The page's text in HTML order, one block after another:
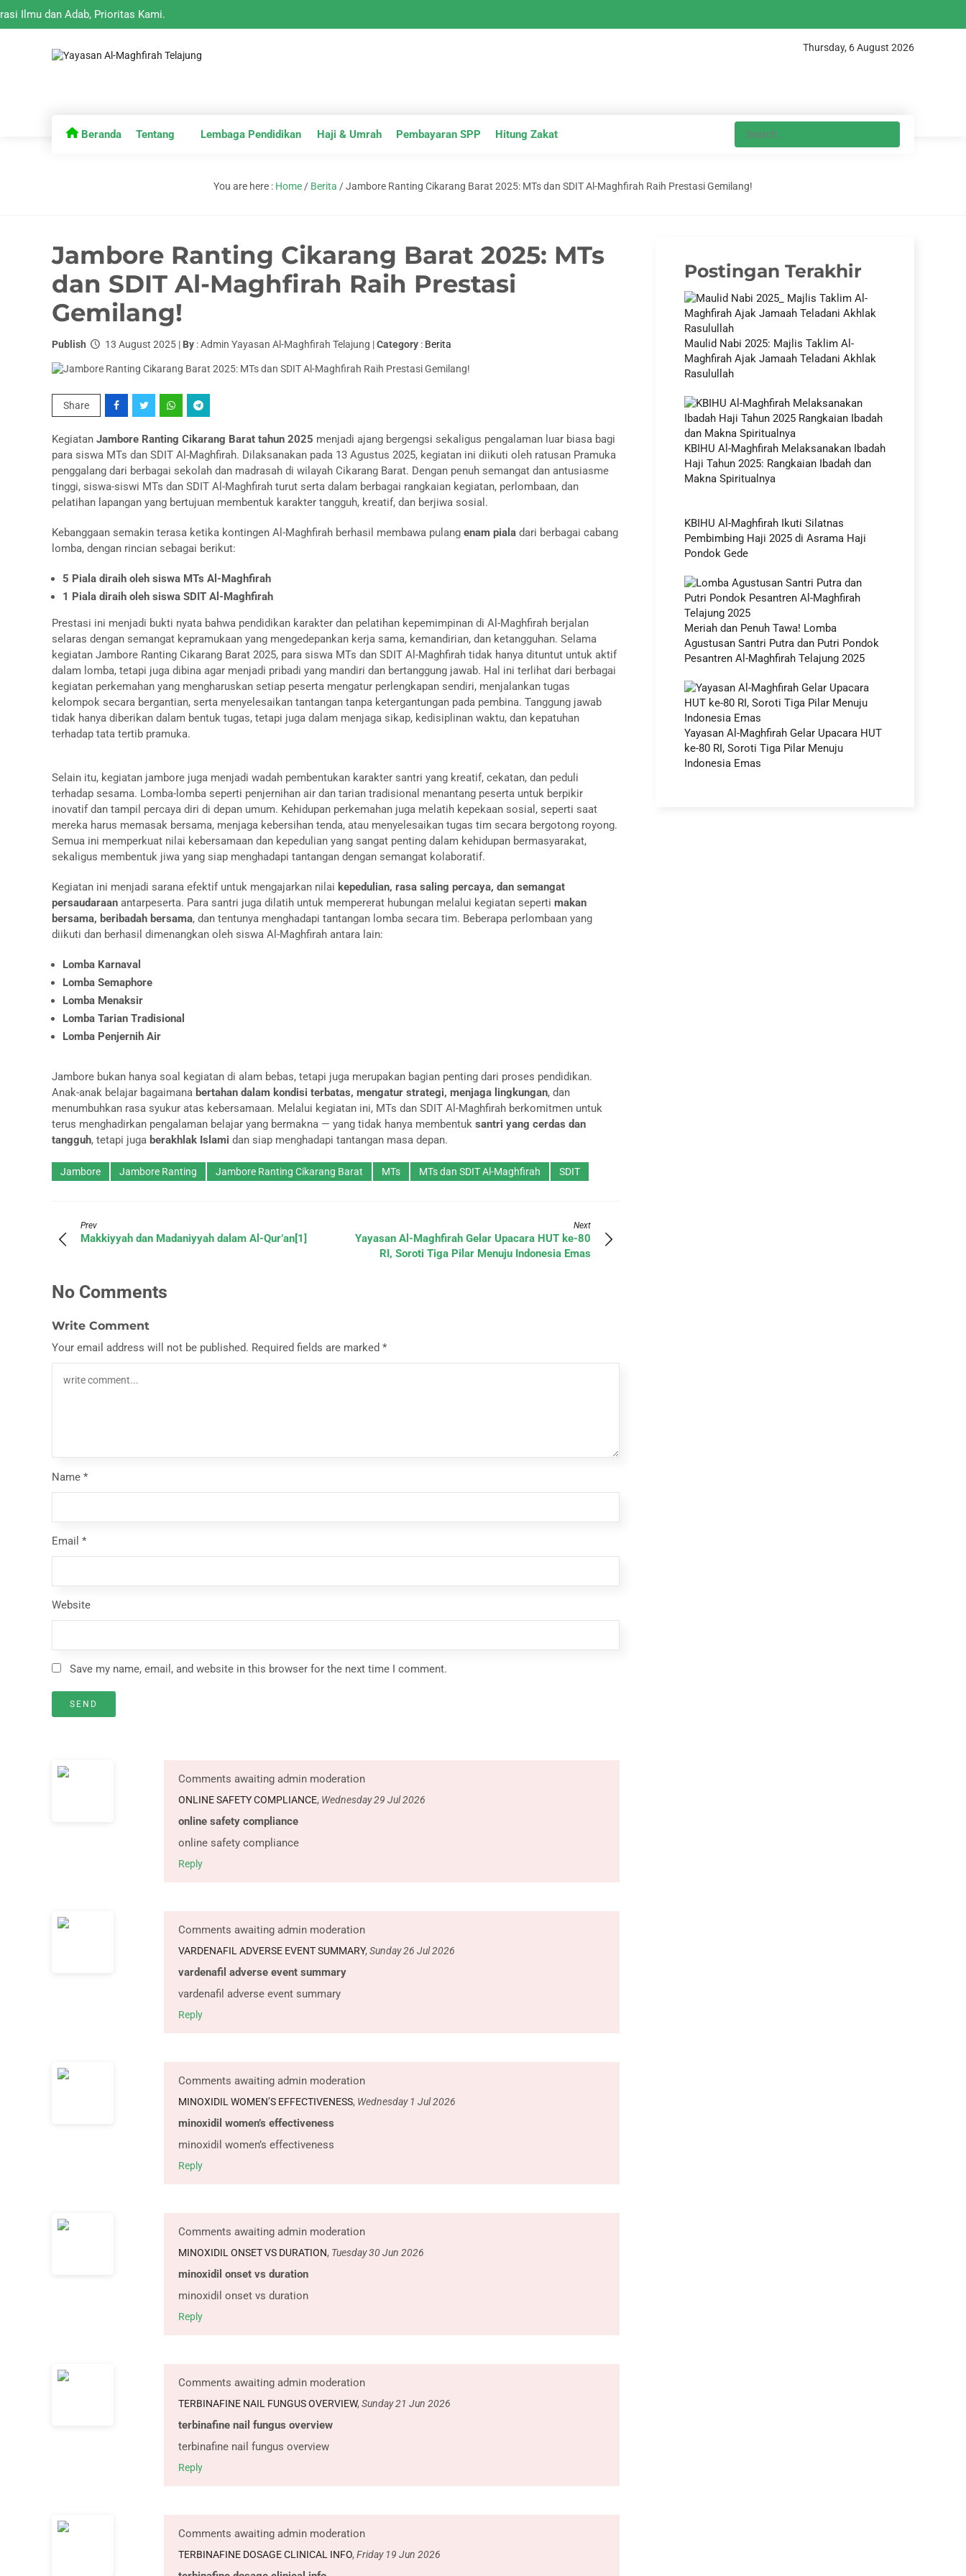
dan Adab, Prioritas Kami.
Thursday, 6 August 2026
Beranda Tentang Lembaga Pendidikan Haji & Umrah Pembayaran SPP Hitung Zakat
You are here : Home / Berita /Jambore Ranting Cikarang Barat 2025: MTs dan SDIT Al-Maghfirah Raih Prestasi Gemilang!
Jambore Ranting Cikarang Barat 2025: MTs
dan SDIT Al-Maghfirah Raih Prestasi
Gemilang!
Publish 13 August 2025 | By: Admin Yayasan Al-Maghfirah Telajung |Category: Berita
Share
Kegiatan Jambore Ranting Cikarang Barat tahun 2025 menjadi ajang bergengsi sekaligus pengalaman luar biasa bagi
para siswa MTs dan SDIT Al-Maghfirah. Dilaksanakan pada 13 Agustus 2025, kegiatan ini diikuti oleh ratusan Pramuka
penggalang dari berbagai sekolah dan madrasah di wilayah Cikarang Barat. Dengan penuh semangat dan antusiasme
tinggi, siswa-siswi MTs dan SDIT Al-Maghfirah turut serta dalam berbagai rangkaian kegiatan, perlombaan, dan
pelatihan lapangan yang bertujuan membentuk karakter tangguh, kreatif, dan berjiwa sosial.
Kebanggaan semakin terasa ketika kontingen Al-Maghfirah berhasil membawa pulang enam piala dari berbagai cabang
lomba, dengan rincian sebagai berikut:
5 Piala diraih oleh siswa MTs Al-Maghfirah
1 Piala diraih oleh siswa SDIT Al-Maghfirah
Prestasi ini menjadi bukti nyata bahwa pendidikan karakter dan pelatihan kepemimpinan di Al-Maghfirah berjalan
selaras dengan semangat kepramukaan yang mengedepankan kerja sama, kemandirian, dan ketangguhan. Selama
kegiatan Jambore Ranting Cikarang Barat 2025, para siswa MTs dan SDIT Al-Maghfirah tidak hanya dituntut untuk aktif
dalam lomba, tetapi juga dibina agar menjadi pribadi yang mandiri dan bertanggung jawab. Hal ini terlihat dari berbagai
kegiatan perkemahan yang mengharuskan setiap peserta mengatur perlengkapan sendiri, menjalankan tugas
kelompok secara bergantian, serta menyelesaikan tantangan tanpa ketergantungan pada pembina. Tanggung jawab
tidak hanya diberikan dalam bentuk tugas, tetapi juga dalam menjaga sikap, kedisiplinan waktu, dan kepatuhan
terhadap tata tertib pramuka.
Selain itu, kegiatan jambore juga menjadi wadah pembentukan karakter santri yang kreatif, cekatan, dan peduli
terhadap sesama. Lomba-lomba seperti penjernihan air dan tarian tradisional menantang peserta untuk berpikir
inovatif dan tampil percaya diri di depan umum. Kehidupan perkemahan juga melatih kepekaan sosial, seperti saat
mereka harus memasak bersama, menjaga kebersihan tenda, atau menyelesaikan tugas tim secara bergotong royong.
Semua ini memperkuat nilai kebersamaan dan kepedulian yang sangat penting dalam kehidupan bermasyarakat,
sekaligus membentuk jiwa yang siap menghadapi tantangan dengan semangat kolaboratif.
Kegiatan ini menjadi sarana efektif untuk mengajarkan nilai kepedulian, rasa saling percaya, dan semangat
persaudaraan antarpeserta. Para santri juga dilatih untuk mempererat hubungan melalui kegiatan seperti makan
bersama, beribadah bersama, dan tentunya menghadapi tantangan lomba secara tim. Beberapa perlombaan yang
diikuti dan berhasil dimenangkan oleh siswa Al-Maghfirah antara lain:
Lomba Karnaval
Lomba Semaphore
Lomba Menaksir
Lomba Tarian Tradisional
Lomba Penjernih Air
Jambore bukan hanya soal kegiatan di alam bebas, tetapi juga merupakan bagian penting dari proses pendidikan.
Anak-anak belajar bagaimana bertahan dalam kondisi terbatas, mengatur strategi, menjaga lingkungan, dan
menumbuhkan rasa syukur atas kebersamaan. Melalui kegiatan ini, MTs dan SDIT Al-Maghfirah berkomitmen untuk
terus menghadirkan pengalaman belajar yang bermakna — yang tidak hanya membentuk santri yang cerdas dan
tangguh, tetapi juga berakhlak Islami dan siap menghadapi tantangan masa depan.
Jambore Jambore Ranting Jambore Ranting Cikarang Barat MTs MTs dan SDIT Al-Maghfirah SDIT
Prev
Makkiyyah dan Madaniyyah dalam Al-Qur’an[1]
Next
Yayasan Al-Maghfirah Gelar Upacara HUT ke-80
RI, Soroti Tiga Pilar Menuju Indonesia Emas
No Comments
Write Comment
Your email address will not be published. Required fields are marked *
Name *
Email *
Website
Save my name, email, and website in this browser for the next time I comment.
Comments awaiting admin moderation
ONLINE SAFETY COMPLIANCE, Wednesday 29 Jul 2026
online safety compliance
online safety compliance
Reply
Comments awaiting admin moderation
VARDENAFIL ADVERSE EVENT SUMMARY, Sunday 26 Jul 2026
vardenafil adverse event summary
vardenafil adverse event summary
Reply
Comments awaiting admin moderation
MINOXIDIL WOMEN’S EFFECTIVENESS, Wednesday 1 Jul 2026
minoxidil women’s effectiveness
minoxidil women’s effectiveness
Reply
Comments awaiting admin moderation
MINOXIDIL ONSET VS DURATION, Tuesday 30 Jun 2026
minoxidil onset vs duration
minoxidil onset vs duration
Reply
Comments awaiting admin moderation
TERBINAFINE NAIL FUNGUS OVERVIEW, Sunday 21 Jun 2026
terbinafine nail fungus overview
terbinafine nail fungus overview
Reply
Comments awaiting admin moderation
TERBINAFINE DOSAGE CLINICAL INFO, Friday 19 Jun 2026
Postingan Terakhir
Maulid Nabi 2025: Majlis Taklim Al-
Maghfirah Ajak Jamaah Teladani Akhlak
Rasulullah
KBIHU Al-Maghfirah Melaksanakan Ibadah
Haji Tahun 2025: Rangkaian Ibadah dan
Makna Spiritualnya
KBIHU Al-Maghfirah Ikuti Silatnas
Pembimbing Haji 2025 di Asrama Haji
Pondok Gede
Meriah dan Penuh Tawa! Lomba
Agustusan Santri Putra dan Putri Pondok
Pesantren Al-Maghfirah Telajung 2025
Yayasan Al-Maghfirah Gelar Upacara HUT
ke-80 RI, Soroti Tiga Pilar Menuju
Indonesia Emas